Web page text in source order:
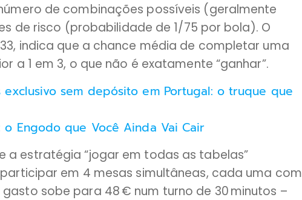
de combinações possíveis (geralmente
de risco (probabilidade de 1/75 por bola). O
indica que a chance média de completar uma
a 1 em 3, o que não é exatamente “ganhar”.
sem depósito em Portugal: o truque que
o Engodo que Você Ainda Vai Cair
a estratégia “jogar em todas as tabelas”
em 4 mesas simultâneas, cada uma com
sobe para 48 € num turno de 30 minutos –